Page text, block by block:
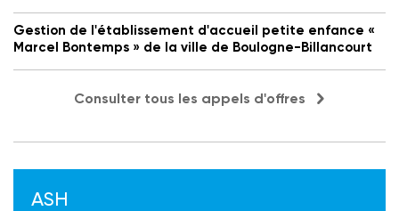
Gestion de l'établissement d'accueil petite enfance «
Marcel Bontemps » de la ville de Boulogne-Billancourt
Consulter tous les appels d'offres
ASH